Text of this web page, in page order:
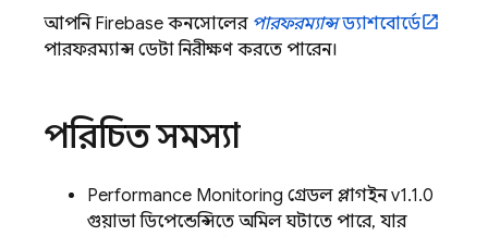
আপনি Firebase কনসোলের পারফরম্যান্সড্যাশবোর্ডে
পারফরম্যান্স ডেটা নিরীক্ষণ করতে পারেন।
পরিচিত সমস্যা
Performance Monitoring গ্রেডল প্লাগইন v1.1.0
গুয়াভা ডিপেন্ডেন্সিতে অমিল ঘটাতে পারে, যার